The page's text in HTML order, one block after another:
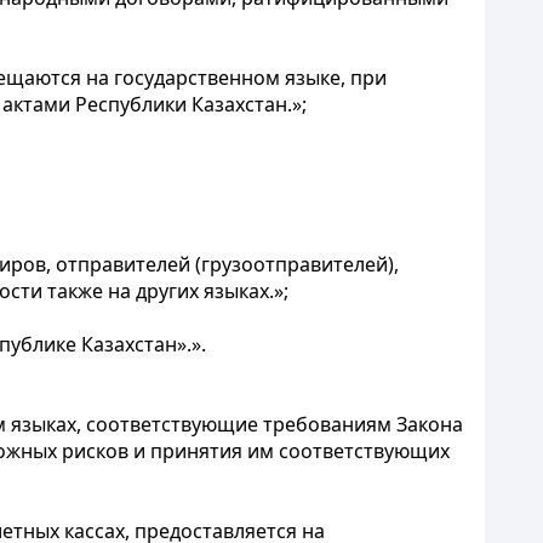
на государственном языке, при
Республики Казахстан.»;
отправителей (грузоотправителей),
также на других языках.»;
Казахстан».».
соответствующие требованиям Закона
рисков и принятия им соответствующих
кассах, предоставляется на